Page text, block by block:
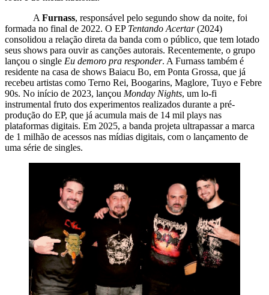
A Furnass, responsável pelo segundo show da noite, foi
formada no final de 2022. O EP Tentando Acertar(2024)
consolidou a relação direta da banda com o público, que tem lotado
seus shows para ouvir as canções autorais. Recentemente, o grupo
lançou o single Eu demoro pra responder. A Furnass também é
residente na casa de shows Baiacu Bo, em Ponta Grossa, que já
recebeu artistas como Terno Rei, Boogarins, Maglore, Tuyo e Febre
90s. No início de 2023, lançou Monday Nights, um lo-fi
instrumental fruto dos experimentos realizados durante a pré-
produção do EP, que já acumula mais de 14 mil plays nas
plataformas digitais. Em 2025, a banda projeta ultrapassar a marca
de 1 milhão de acessos nas mídias digitais, com o lançamento de
uma série de singles.